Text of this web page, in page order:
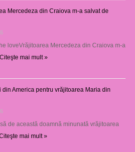
Mercedeza din Craiova m-a salvat de
loveVrăjitoarea Mercedeza din Craiova m-a
Citeşte mai mult »
din America pentru vrăjitoarea Maria din
de această doamnă minunată vrăjitoarea
mai mult »